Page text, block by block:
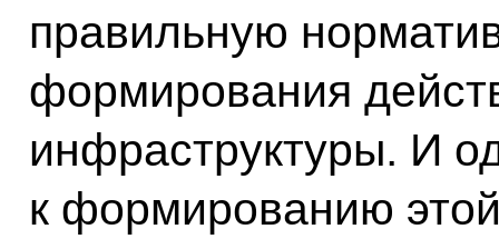
правильную
формирования
инфраструктуры. И
к формированию